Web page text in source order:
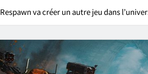
Respawn va créer un autre jeu dans